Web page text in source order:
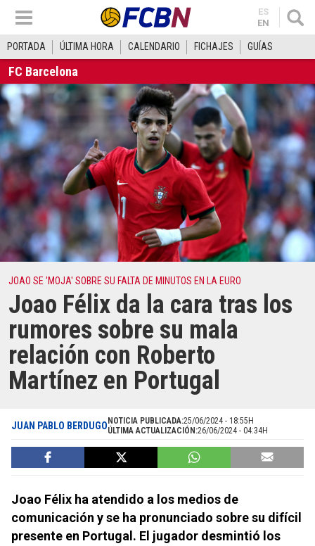
ES
EN
PORTADA ÚLTIMA HORA CALENDARIO FICHAJES GUÍAS
FC Barcelona
JOAO SE 'MOJA' SOBRE SU FALTA DE MINUTOS EN LA EURO
Joao Félix da la cara tras los
rumores sobre su mala
relación con Roberto
Martínez en Portugal
JUAN PABLO BERDUGO NOTICIA PUBLICADA:25/06/2024 - 18:55H
ÚLTIMA ACTUALIZACIÓN:26/06/2024 - 04:34H
Joao Félix ha atendido a los medios de
comunicación y se ha pronunciado sobre su difícil
presente en Portugal. El jugador desmintió los